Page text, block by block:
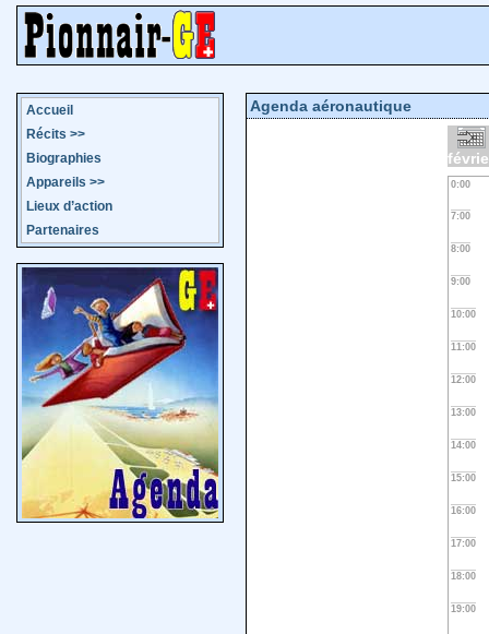
Accueil
Récits >>
Biographies
Appareils >>
Lieux d’action
Partenaires
Agenda aéronautique
0:00
7:00
8:00
9:00
10:00
11:00
12:00
13:00
14:00
15:00
16:00
17:00
18:00
19:00